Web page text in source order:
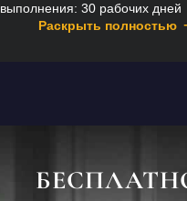
30 рабочих дней
Раскрыть полностью